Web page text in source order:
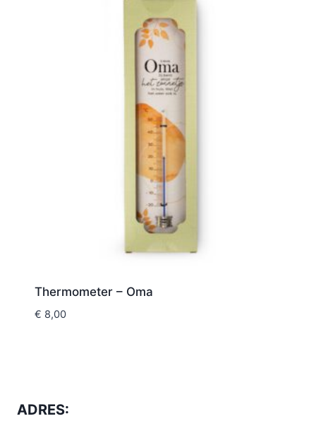
Thermometer – Oma
€ 8,00
ADRES: